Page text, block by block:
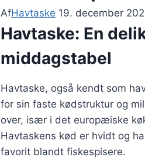
AfHavtaske 19. december
Havtaske: En
middagstabel
Havtaske, også kendt som
for sin faste kødstruktur og
over, især i det europæiske
Havtaskens kød er hvidt og
favorit blandt fiskespisere.